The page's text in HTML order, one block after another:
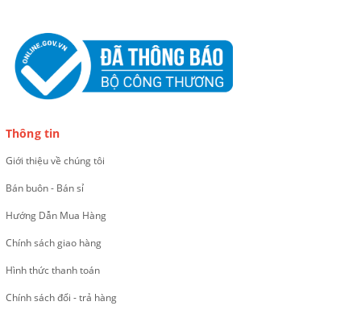
Thông tin
Giới thiệu về chúng tôi
Bán buôn - Bán sỉ
Hướng Dẫn Mua Hàng
Chính sách giao hàng
Hình thức thanh toán
Chính sách đổi - trả hàng